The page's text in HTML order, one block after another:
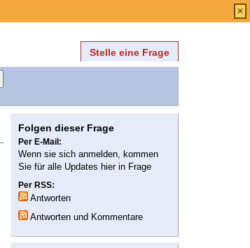
Stelle eine Frage
Folgen dieser Frage
Per E-Mail:
Wenn sie sich anmelden, kommen
Sie für alle Updates hier in Frage
Per RSS:
Antworten
Antworten und Kommentare
×